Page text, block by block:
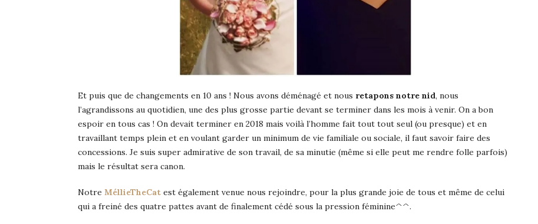
Et puis que de changements en 10 ans ! Nous avons déménagé et nous retapons notre nid, nous
l’agrandissons au quotidien, une des plus grosse partie devant se terminer dans les mois à venir. On a bon
espoir en tous cas ! On devait terminer en 2018 mais voilà l’homme fait tout tout seul (ou presque) et en
travaillant temps plein et en voulant garder un minimum de vie familiale ou sociale, il faut savoir faire des
concessions. Je suis super admirative de son travail, de sa minutie (même si elle peut me rendre folle parfois)
mais le résultat sera canon.
Notre MéllieTheCat est également venue nous rejoindre, pour la plus grande joie de tous et même de celui
qui a freiné des quatre pattes avant de finalement cédé sous la pression féminine^^.